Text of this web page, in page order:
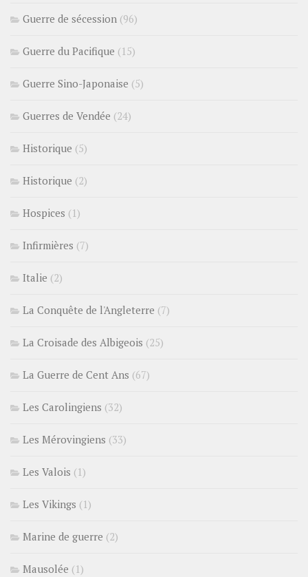
Guerre de sécession (96)
Guerre du Pacifique (15)
Guerre Sino-Japonaise (5)
Guerres de Vendée (24)
Historique (5)
Historique (2)
Hospices (1)
Infirmières (7)
Italie (2)
La Conquête de l'Angleterre (7)
La Croisade des Albigeois (25)
La Guerre de Cent Ans (67)
Les Carolingiens (32)
Les Mérovingiens (33)
Les Valois (1)
Les Vikings (1)
Marine de guerre (2)
Mausolée (1)